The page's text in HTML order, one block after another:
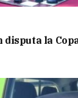
disputa la